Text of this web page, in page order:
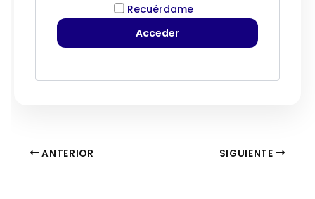
Recuérdame
ANTERIOR SIGUIENTE